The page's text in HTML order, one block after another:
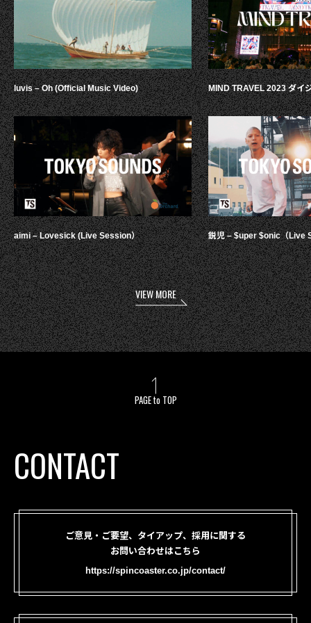
luvis – Oh (Official Music Video)
aimi – Lovesick (Live Session）
MIND TRAVEL 2023 ダイ
鋭児 – $uper $onic（Live
VIEW MORE
PAGE to TOP
CONTACT
ご意見・ご要望、タイアップ、採用に関する
お問い合わせはこちら
https://spincoaster.co.jp/contact/